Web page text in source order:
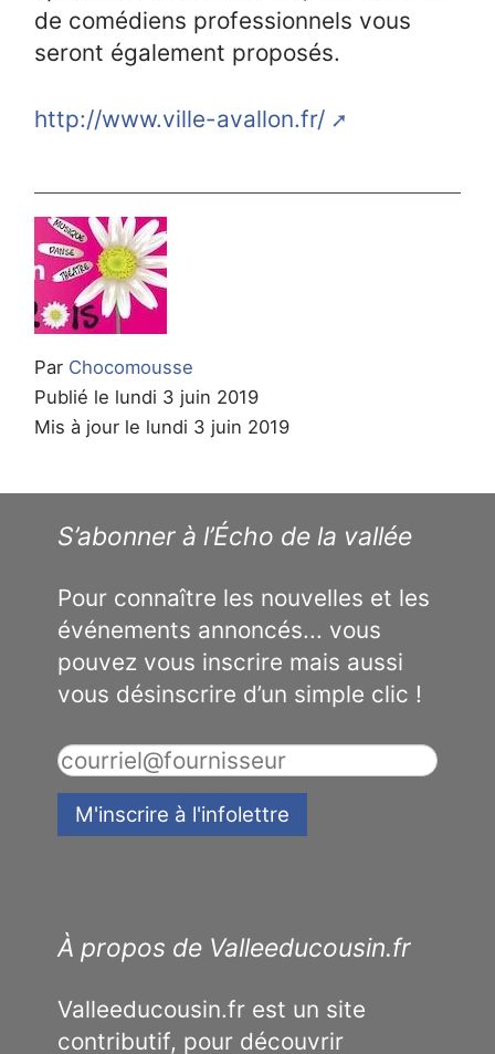
de comédiens professionnels vous
seront également proposés.
http://www.ville-avallon.fr/
Par Chocomousse
Publié le lundi 3 juin 2019
Mis à jour le lundi 3 juin 2019
S’abonner à l’Écho de la vallée
Pour connaître les nouvelles et les
événements annoncés... vous
pouvez vous inscrire mais aussi
vous désinscrire d’un simple clic !
À propos de Valleeducousin.fr
Valleeducousin.fr est un site
contributif, pour découvrir